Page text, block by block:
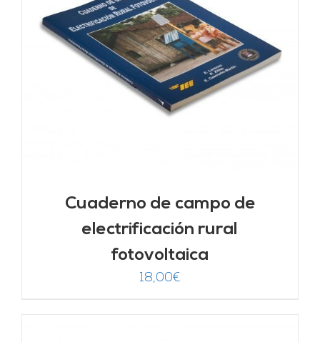
Cuaderno de campo de
electrificación rural
fotovoltaica
18,00€